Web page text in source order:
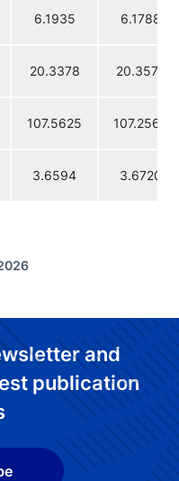
6.1935 6.1788
20.3378 20.3572
107.5625 107.2565
3.6594 3.6720
and
publication